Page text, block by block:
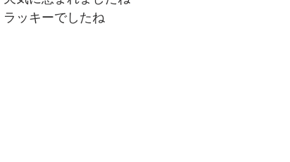
ラッキーでしたね